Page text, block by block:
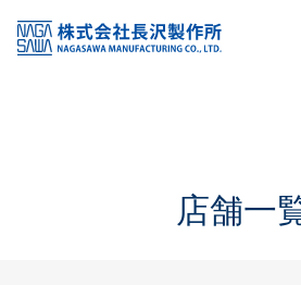
KSS加盟店・取扱店情報
店舗一覧
店舗一